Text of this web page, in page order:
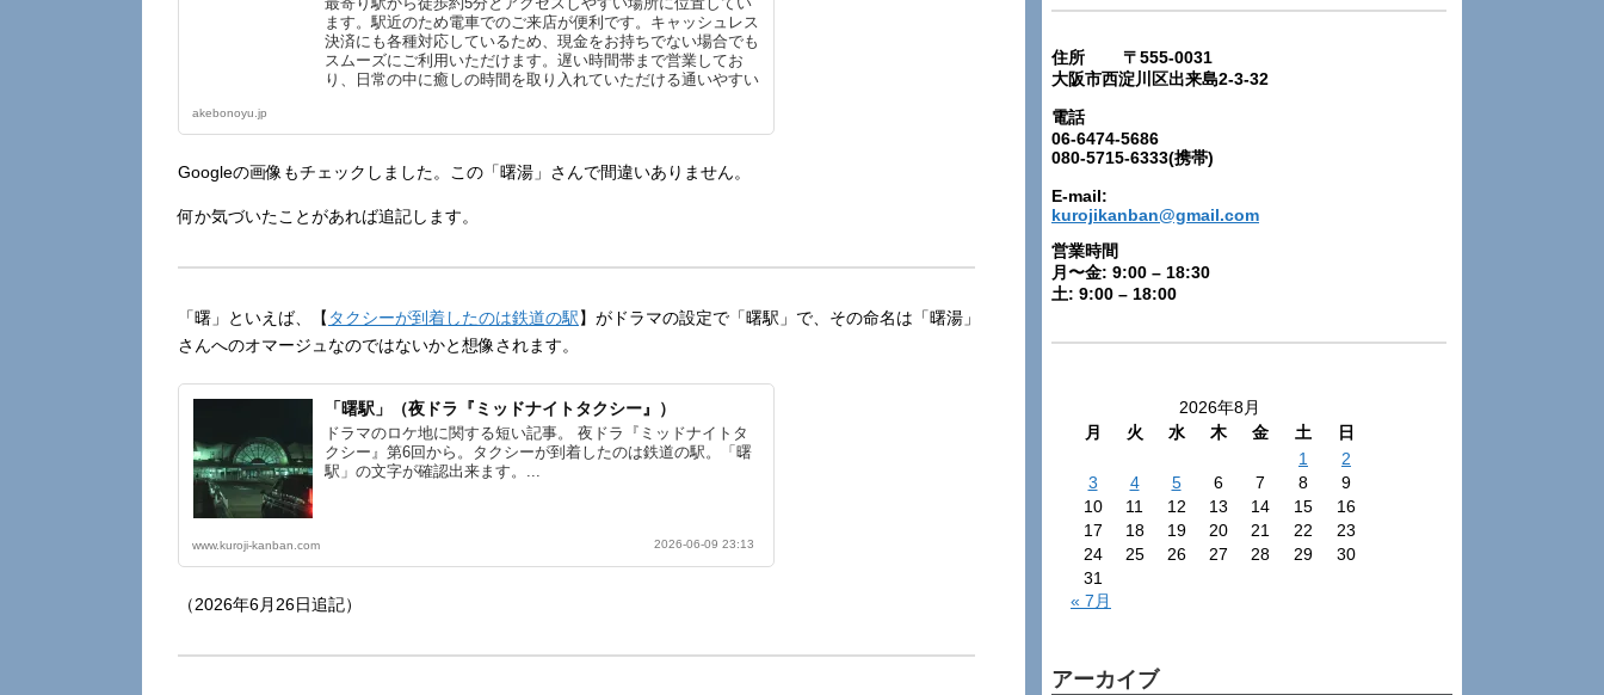
最寄り駅から徒歩約5分とアクセスしやすい場所に位置してい
ます。駅近のため電車でのご来店が便利です。キャッシュレス
決済にも各種対応しているため、現金をお持ちでない場合でも
スムーズにご利用いただけます。遅い時間帯まで営業してお
り、日常の中に癒しの時間を取り入れていただける通いやすい
akebonoyu.jp
Googleの画像もチェックしました。この「曙湯」さんで間違いありません。
何か気づいたことがあれば追記します。
「曙」といえば、【 タクシーが到着したのは鉄道の駅】がドラマの設定で「曙駅」で、その命名は「曙湯」
さんへのオマージュなのではないかと想像されます。
「曙駅」（夜ドラ『ミッドナイトタクシー』）
ドラマのロケ地に関する短い記事。 夜ドラ『ミッドナイトタ
クシー』第6回から。タクシーが到着したのは鉄道の駅。「曙
駅」の文字が確認出来ます。...
www.kuroji-kanban.com 2026-06-09 23:13
（2026年6月26日追記）
住所 〒555-0031
大阪市西淀川区出来島2-3-32
電話
06-6474-5686
080-5715-6333(携帯)
E-mail:
kurojikanban@gmail.com
営業時間
月〜金: 9:00 – 18:30
土: 9:00 – 18:00
2026年8月
月
火 水 木 金 土
日
1
2
3
4 5 6 7 8
9
10
11 12 13 14 15
16
17
18 19 20 21 22
23
24
25 26 27 28 29
30
31
« 7月
アーカイブ